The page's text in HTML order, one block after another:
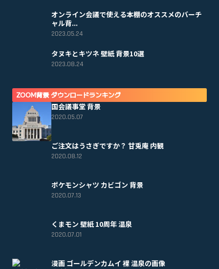
オンライン会議で使える本棚のオススメのバーチ
ャル背...
2023.05.24
タヌキとキツネ 壁紙 背景10選
2023.08.24
ZOOM背景 ダウンロードランキング
国会議事堂 背景
2020.05.07
ご注文はうさぎですか？ 甘兎庵 内観
2020.08.12
ポケモンシャツ カビゴン 背景
2020.07.13
くまモン 壁紙 10周年 温泉
2020.07.01
漫画 ゴールデンカムイ 裸 温泉の画像